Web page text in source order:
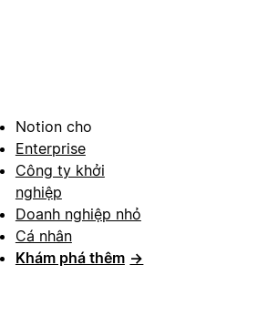
Notion cho
Enterprise
Công ty khởi
nghiệp
Doanh nghiệp nhỏ
Cá nhân
Khám phá thêm →